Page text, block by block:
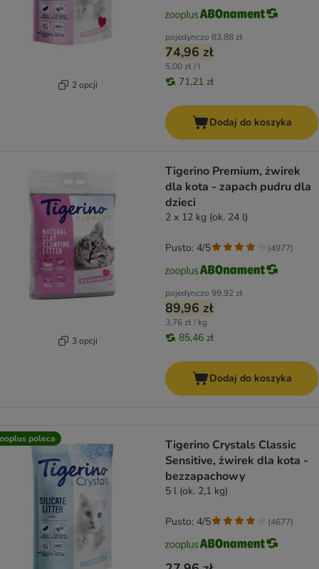
2 opcji
pojedynczo 83,88 zł
74,96 zł
5,00 zł / l
71,21 zł
Dodaj do koszyka
3 opcji
Tigerino Premium, żwirek
dla kota - zapach pudru dla
dzieci
2 x 12 kg (ok. 24 l)
pojedynczo 99,92 zł
89,96 zł
3,76 zł / kg
85,46 zł
Pusto: 4/5 (4977)
Dodaj do koszyka
poleca
Tigerino Crystals Classic
Sensitive, żwirek dla kota -
bezzapachowy
5 l (ok. 2,1 kg)
Pusto: 4/5 (4677)